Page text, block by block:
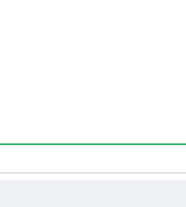
ポイントサイト経由で